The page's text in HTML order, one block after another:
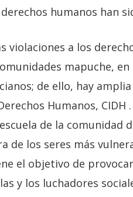
humanos han
violaciones a los
mapuche,
de ello, hay
Humanos,
de la comunidad
de los seres más
el objetivo de
y los luchadores